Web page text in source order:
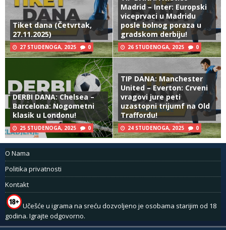
Tiket dana (Četvrtak,
27.11.2025)
27 STUDENOGA, 2025 0
Madrid – Inter: Europski
viceprvaci u Madridu
posle bolnog poraza u
gradskom derbiju!
26 STUDENOGA, 2025 0
DERBI DANA: Chelsea –
Barcelona: Nogometni
klasik u Londonu!
25 STUDENOGA, 2025 0
TIP DANA: Manchester
United – Everton: Crveni
vragovi jure peti
uzastopni trijumf na Old
Traffordu!
24 STUDENOGA, 2025 0
O Nama
Politika privatnosti
Kontakt
Učešće u igrama na sreću dozvoljeno je osobama starijim od 18
godina. Igrajte odgovorno.